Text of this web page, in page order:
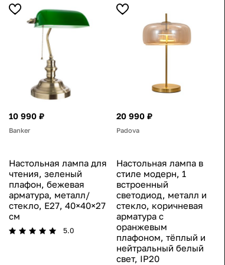
10 990 ₽
Banker
Настольная лампа для
чтения, зеленый
плафон, бежевая
арматура, металл/
стекло, E27, 40×40×27
см
5.0
20 990 ₽
Padova
Настольная лампа в
стиле модерн, 1
встроенный
светодиод, металл и
стекло, коричневая
арматура с
оранжевым
плафоном, тёплый и
нейтральный белый
свет, IP20